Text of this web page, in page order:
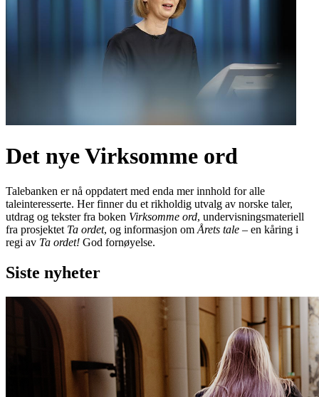
Det nye Virksomme ord
Talebanken er nå oppdatert med enda mer innhold for alle
taleinteresserte. Her finner du et rikholdig utvalg av norske taler,
utdrag og tekster fra boken Virksomme ord, undervisningsmateriell
fra prosjektet Ta ordet, og informasjon om Årets tale – en kåring i
regi av Ta ordet! God fornøyelse.
Siste nyheter